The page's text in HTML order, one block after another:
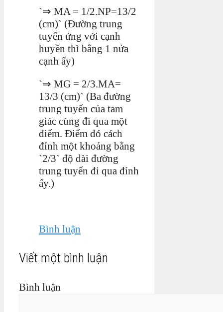
`⇒ MA = 1/2.NP=13/2
(cm)` (Đường trung
tuyến ứng với cạnh
huyền thì bằng 1 nửa
cạnh ấy)
`⇒ MG = 2/3.MA=
13/3 (cm)` (Ba đường
trung tuyến của tam
giác cùng đi qua một
điểm. Điểm đó cách
đỉnh một khoảng bằng
`2/3` độ dài đường
trung tuyến đi qua đỉnh
ấy.)
Bình luận
Viết một bình luận
Bình luận